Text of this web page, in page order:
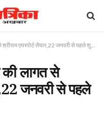
एयरपोर्ट तैयार,22 जनवरी से पहले शुरू होंगी उड़ानें
लागत से
जनवरी से पहले